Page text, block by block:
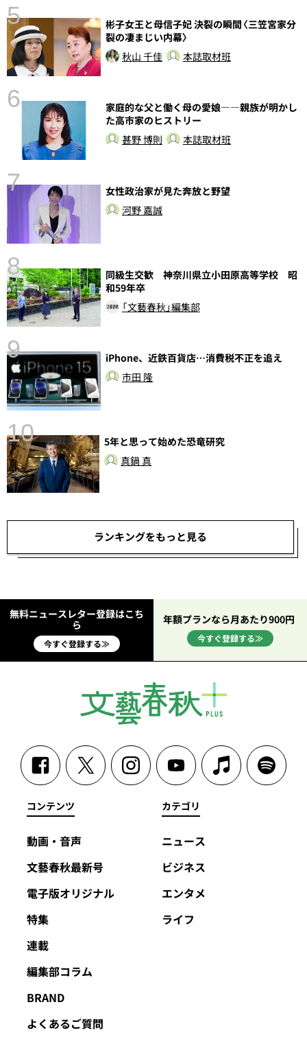
5
彬子女王と母信子妃 決裂の瞬間〈三笠宮家分
裂の凄まじい内幕〉
秋山 千佳
本誌取材班
6
家庭的な父と働く母の愛娘――親族が明かし
た高市家のヒストリー
甚野 博則
本誌取材班
7
女性政治家が見た奔放と野望
河野 嘉誠
8
同級生交歓 神奈川県立小田原高等学校 昭
和59年卒
「文藝春秋」編集部
9
iPhone、近鉄百貨店…消費税不正を追え
市田 隆
10
5年と思って始めた恐竜研究
真鍋 真
ランキングをもっと見る
無料ニュースレター登録はこち
ら
今すぐ登録する≫
年額プランなら月あたり900円
今すぐ登録する≫
コンテンツ
動画・音声
文藝春秋最新号
電子版オリジナル
特集
連載
編集部コラム
BRAND
よくあるご質問
カテゴリ
ニュース
ビジネス
エンタメ
ライフ